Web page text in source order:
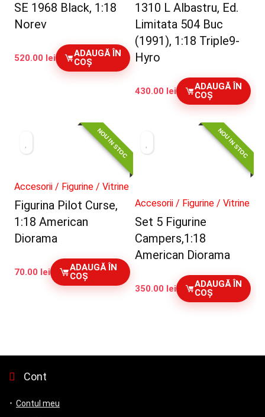
SE 1968 Black, 1:18
Norev
520.00 lei
ADAUGĂ ÎN
COȘ
1310 L Albastru, Ed.
Limitata 504 Buc
(1991), 1:18 Triple9-
Hyro
430.00 lei
ADAUGĂ ÎN
COȘ
NOU IN STOC
Accesorii / Figurine / Vitrine
Figurina Pilot Curse,
1:18 American
Diorama
70.00 lei
ADAUGĂ ÎN
COȘ
NOU IN STOC
Accesorii / Figurine / Vitrine
Set 5 Figurine
Campers,1:18
American Diorama
350.00 lei
ADAUGĂ ÎN
COȘ
Cont
Contul meu